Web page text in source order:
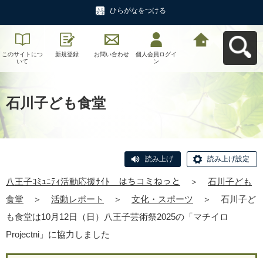
ひらがなをつける
このサイトにつ
いて
新規登録 お問い合わせ
個人会員ログイ
ン
石川子ども食堂
読み上げ 読み上げ設定
八王子ｺﾐｭﾆﾃｨ活動応援ｻｲﾄ はちコミねっと ＞
石川子ども
食堂
＞ 活動レポート ＞ 文化・スポーツ ＞
石川子ど
も食堂は10月12日（日）八王子芸術祭2025の「マチイロ
Projectni」に協力しました